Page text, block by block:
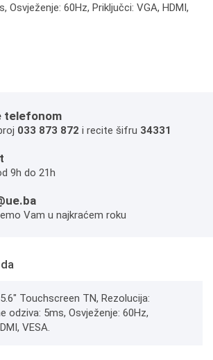
Osvježenje: 60Hz, Priključci: VGA, HDMI,
telefonom
033 873 872 i recite šifru 34331
9h do 21h
Vam u najkraćem roku
Touchscreen TN, Rezolucija:
odziva: 5ms, Osvježenje: 60Hz,
VESA.